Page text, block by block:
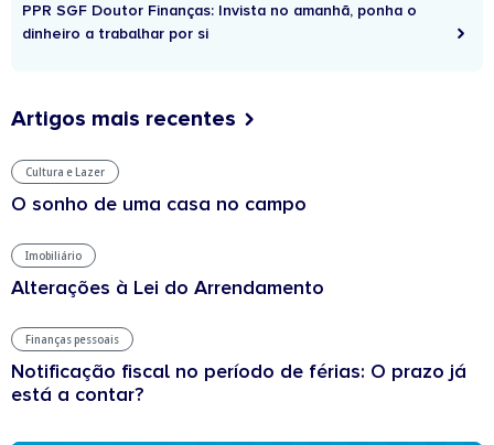
PPR SGF Doutor Finanças: Invista no amanhã, ponha o
dinheiro a trabalhar por si
Artigos mais recentes
Cultura e Lazer
O sonho de uma casa no campo
Imobiliário
Alterações à Lei do Arrendamento
Finanças pessoais
Notificação fiscal no período de férias: O prazo já
está a contar?